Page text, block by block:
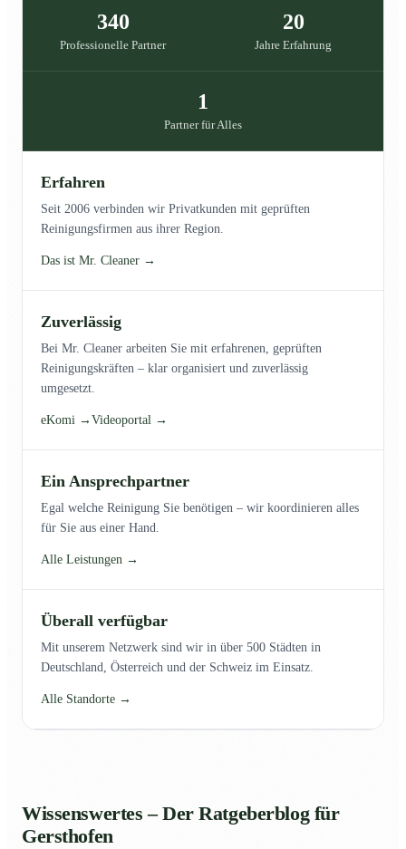
340
Professionelle Partner
20
Jahre Erfahrung
1
Partner für Alles
Erfahren
Seit 2006 verbinden wir Privatkunden mit geprüften
Reinigungsfirmen aus ihrer Region.
Das ist Mr. Cleaner →
Zuverlässig
Bei Mr. Cleaner arbeiten Sie mit erfahrenen, geprüften
Reinigungskräften – klar organisiert und zuverlässig
umgesetzt.
eKomi → Videoportal →
Ein Ansprechpartner
Egal welche Reinigung Sie benötigen – wir koordinieren alles
für Sie aus einer Hand.
Alle Leistungen →
Überall verfügbar
Mit unserem Netzwerk sind wir in über 500 Städten in
Deutschland, Österreich und der Schweiz im Einsatz.
Alle Standorte →
Wissenswertes – Der Ratgeberblog für
Gersthofen